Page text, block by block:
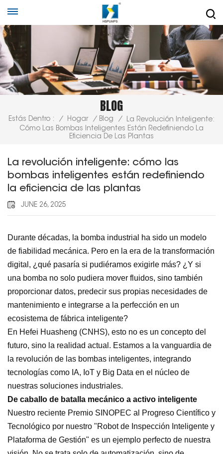
BLOG
Estás Dentro : / Hogar / Blog /
La Revolución Inteligente:
Cómo Las Bombas Inteligentes Están Redefiniendo La
Eficiencia De Las Plantas
La revolución inteligente: cómo las
bombas inteligentes están redefiniendo
la eficiencia de las plantas
JUNE 26, 2025
Durante décadas, la bomba industrial ha sido un modelo
de fiabilidad mecánica. Pero en la era de la transformación
digital, ¿qué pasaría si pudiéramos exigirle más? ¿Y si
una bomba no solo pudiera mover fluidos, sino también
proporcionar datos, predecir sus propias necesidades de
mantenimiento e integrarse a la perfección en un
ecosistema de fábrica inteligente?
En Hefei Huasheng (CNHS), esto no es un concepto del
futuro, sino la realidad actual. Estamos a la vanguardia de
la revolución de las bombas inteligentes, integrando
tecnologías como IA, IoT y Big Data en el núcleo de
nuestras soluciones industriales.
De caballo de batalla mecánico a activo inteligente
Nuestro reciente Premio SINOPEC al Progreso Científico y
Tecnológico por nuestro "Robot de Inspección Inteligente y
Plataforma de Gestión" es un ejemplo perfecto de nuestra